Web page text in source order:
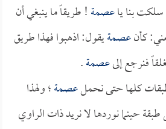
بنا ياعصمة! طريقاً ما ينبغي أن
كأنعصمةيقول: اذهبوا فهذا طريق
فنرجع إلىعصمة.
كلها حتى نحملعصمة؛ ولهذا
طبقة حينما نوردها لا نريد ذات الراوي